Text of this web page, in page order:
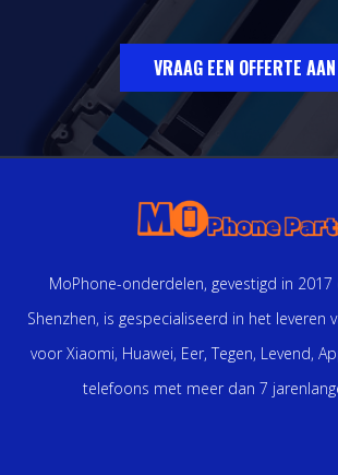
VRAAG EEN OFFERTE AAN
MoPhone-onderdelen, gevestigd in 2017
Shenzhen, is gespecialiseerd in het leveren
voor Xiaomi, Huawei, Eer, Tegen, Levend,
telefoons met meer dan 7